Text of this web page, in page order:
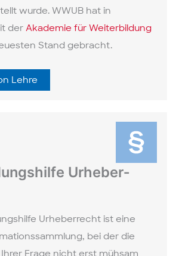
wurde. WWUB hat in
der Akademie für Weiterbildung
Stand gebracht.
Lehre
Urheber­
Urheber­recht ist eine
bei der die
Frage nicht erst mühsam